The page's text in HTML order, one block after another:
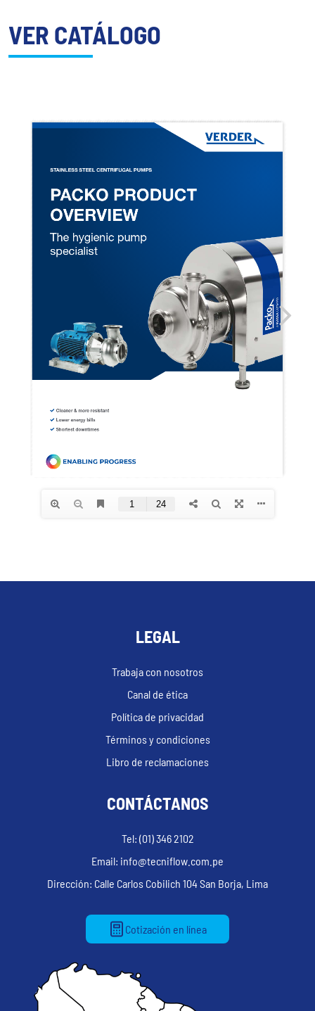
VER CATÁLOGO
LEGAL
Trabaja con nosotros
Canal de ética
Política de privacidad
Términos y condiciones
Libro de reclamaciones
CONTÁCTANOS
Tel: (01) 346 2102
Email: info@tecniflow.com.pe
Dirección: Calle Carlos Cobilich 104 San Borja, Lima
Cotización en línea